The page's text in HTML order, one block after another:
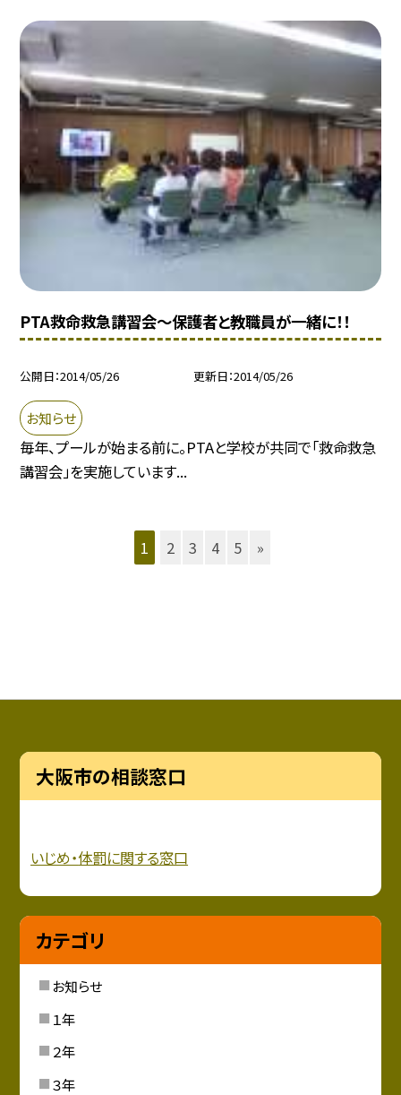
PTA救命救急講習会〜保護者と教職員が一緒に！！
公開日 2014/05/26 更新日 2014/05/26
お知らせ
毎年、プールが始まる前に。PTAと学校が共同で「救命救急
講習会」を実施しています...
1 2 3 4 5 »
大阪市の相談窓口
いじめ・体罰に関する窓口
カテゴリ
お知らせ
１年
２年
３年